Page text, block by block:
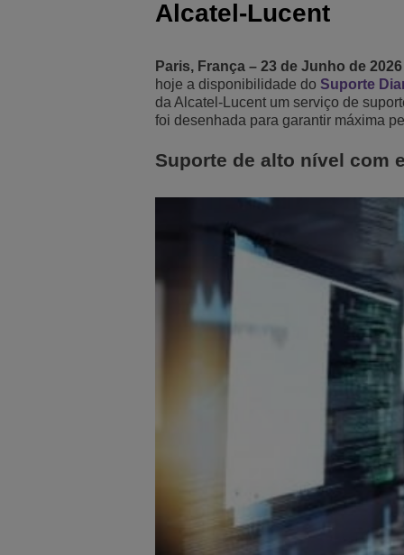
Pequenas e Médias
Alcatel-Lucent
Paris, França – 23 de Junho de 2026
hoje a disponibilidade do Suporte
da Alcatel-Lucent um serviço de
foi desenhada para garantir máxima
Suporte de alto nível com